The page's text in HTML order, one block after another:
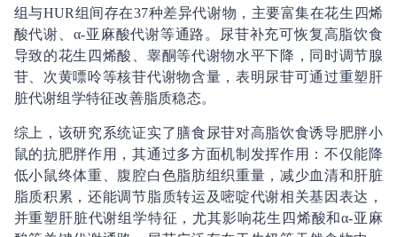
组与HUR组间存在37种差异代谢物，主要富集在花生四烯
酸代谢、α-亚麻酸代谢等通路。尿苷补充可恢复高脂饮食
导致的花生四烯酸、睾酮等代谢物水平下降，同时调节腺
苷、次黄嘌呤等核苷代谢物含量，表明尿苷可通过重塑肝
脏代谢组学特征改善脂质稳态。
综上，该研究系统证实了膳食尿苷对高脂饮食诱导肥胖小
鼠的抗肥胖作用，其通过多方面机制发挥作用：不仅能降
低小鼠终体重、腹腔白色脂肪组织重量，减少血清和肝脏
脂质积累，还能调节脂质转运及嘧啶代谢相关基因表达，
并重塑肝脏代谢组学特征，尤其影响花生四烯酸和α-亚麻